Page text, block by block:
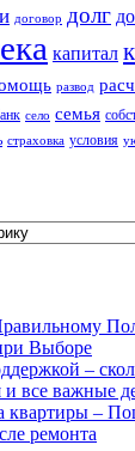
договор долг
капитал
развод
село семья
страховка условия
Выборе
–
и все важные
квартиры –
ремонта